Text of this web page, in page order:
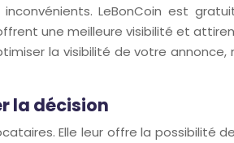
LeBonCoin est
une meilleure visibilité et
la visibilité de votre
la décision
Elle leur offre la